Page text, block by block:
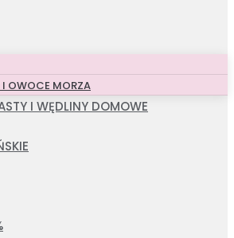
I OWOCE MORZA
I WĘDLINY DOMOWE